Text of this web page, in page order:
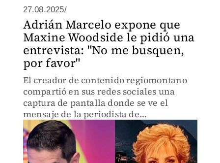
27.08.2025/
Adrián Marcelo expone que
Maxine Woodside le pidió una
entrevista: "No me busquen,
por favor"
El creador de contenido regiomontano
compartió en sus redes sociales una
captura de pantalla donde se ve el
mensaje de la periodista de
espectáculos.